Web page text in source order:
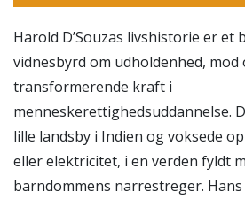
Harold D’Souzas livshistorie er
vidnesbyrd om udholdenhed, mod
transformerende kraft i
menneskerettighedsuddannelse.
lille landsby i Indien og voksede
eller elektricitet, i en verden fyldt
barndommens narrestreger.